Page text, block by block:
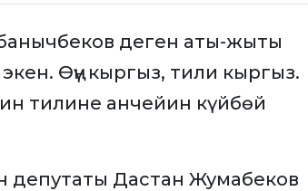
деген аты-жыты
Өңү кыргыз, тили кыргыз.
тилине анчейин күйбөй
депутаты Дастан Жумабеков